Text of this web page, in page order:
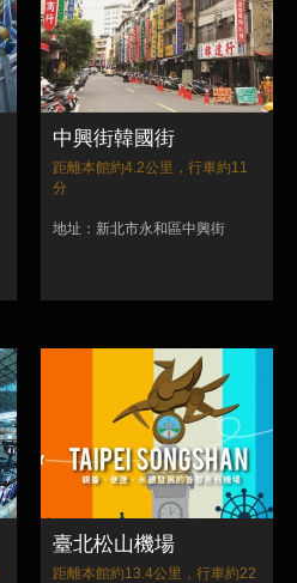
中興街韓國街
距離本館約4.2公里，行車約11
分
地址：新北市永和區中興街
臺北松山機場
距離本館約13.4公里，行車約22